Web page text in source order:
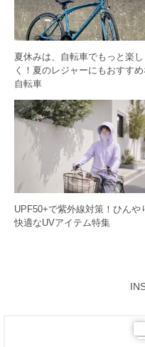
夏休みは、自転車でもっと楽し
く！夏のレジャーにもおすすめ
自転車
UPF50+で紫外線対策！ひんや
快適なUVアイテム特集